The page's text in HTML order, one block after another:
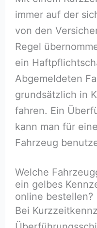
immer auf der
von den
Regel
ein
Abgemeldeten
grundsätzlich in
fahren. Ein
kann man für
Fahrzeug
Welche
ein gelbes
online bestellen?
Bei